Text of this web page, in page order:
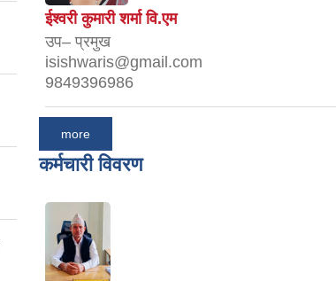
ईश्वरी कुमारी शर्मा वि.एम
उप– प्रमुख
isishwaris@gmail.com
9849396986
more
कर्मचारी विवरण